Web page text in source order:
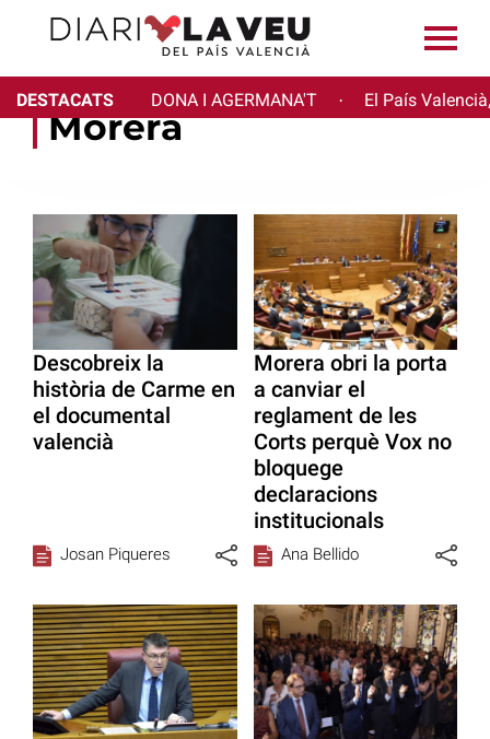
DESTACATS DONA I AGERMANA'T · El País
Morera
Descobreix la
història de Carme en
el documental
valencià
Josan Piqueres
Morera obri la porta
a canviar el
reglament de les
Corts perquè Vox no
bloquege
declaracions
institucionals
Ana Bellido